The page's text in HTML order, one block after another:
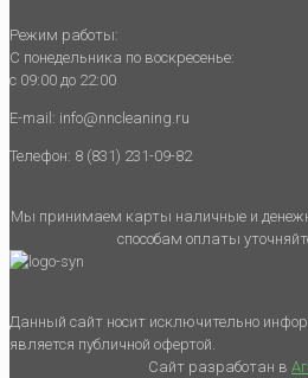
Режим работы:
С понедельника по воскресенье:
с 09:00 до 22:00
E-mail: info@nncleaning.ru
Телефон: 8 (831) 231-09-82
Мы принимаем карты наличные и
способам оплаты
Данный сайт носит исключительно
является публичной офертой.
Сайт разработан в